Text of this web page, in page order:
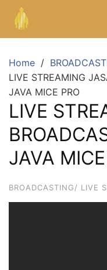
Home
LIVE STREAMING
JAVA MICE PRO
LIVE
JAVA
BROADCASTING/ LIVE